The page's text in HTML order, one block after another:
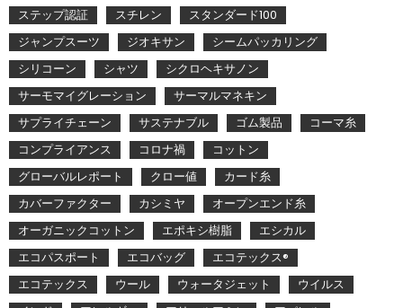
ステップ認証
スチレン
スタンダード100
ジャンプスーツ
ジオキサン
シームパッカリング
シリコーン
シャツ
シクロヘキサノン
サーモマイグレーション
サーマルマネキン
サプライチェーン
サステナブル ゴム製品
コーマ糸
コンプライアンス
コロナ禍
コットン
グローバルレポート
クロー値
カード糸
カバーファクター
カシミヤ
オープンエンド糸
オーガニックコットン
エポキシ樹脂
エシカル
エコパスポート
エコバッグ
エコテックス®
エコテックス
ウール ウォータジェット
ウイルス